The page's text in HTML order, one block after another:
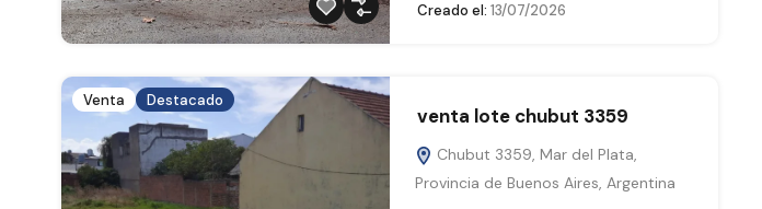
Creado el: 13/07/2026
Venta Destacado
venta lote chubut 3359
Chubut 3359, Mar del Plata,
Provincia de Buenos Aires, Argentina